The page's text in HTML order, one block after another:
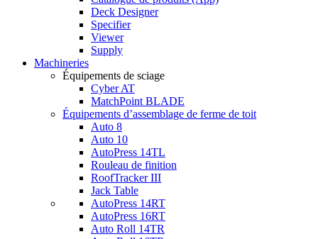
Deck Designer
Specifier
Viewer
Supply
Machineries
Équipements de sciage
Cyber AT
MatchPoint BLADE
Équipements d’assemblage de ferme de toit
Auto 8
Auto 10
AutoPress 14TL
Rouleau de finition
RoofTracker III
Jack Table
AutoPress 14RT
AutoPress 16RT
Auto Roll 14TR